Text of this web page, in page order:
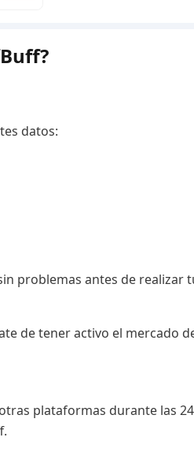
datos:
problemas antes de realizar
de tener activo el mercado
plataformas durante las